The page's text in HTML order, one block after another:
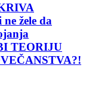
žele da
TEORIJU